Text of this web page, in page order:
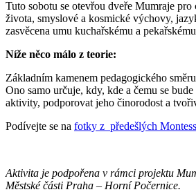
Tuto sobotu se otevřou dveře Mumraje
života, smyslové a kosmické výchovy,
zasvěcena umu kuchařskému a
Níže něco málo z teorie:
Základním kamenem pedagogického
Ono samo určuje, kdy, kde a čemu se
aktivity, podporovat jeho činorodost a
Podívejte se na fotky z předešlých
Aktivita je podpořena v rámci projektu
Městské části Praha – Horní Počernice.